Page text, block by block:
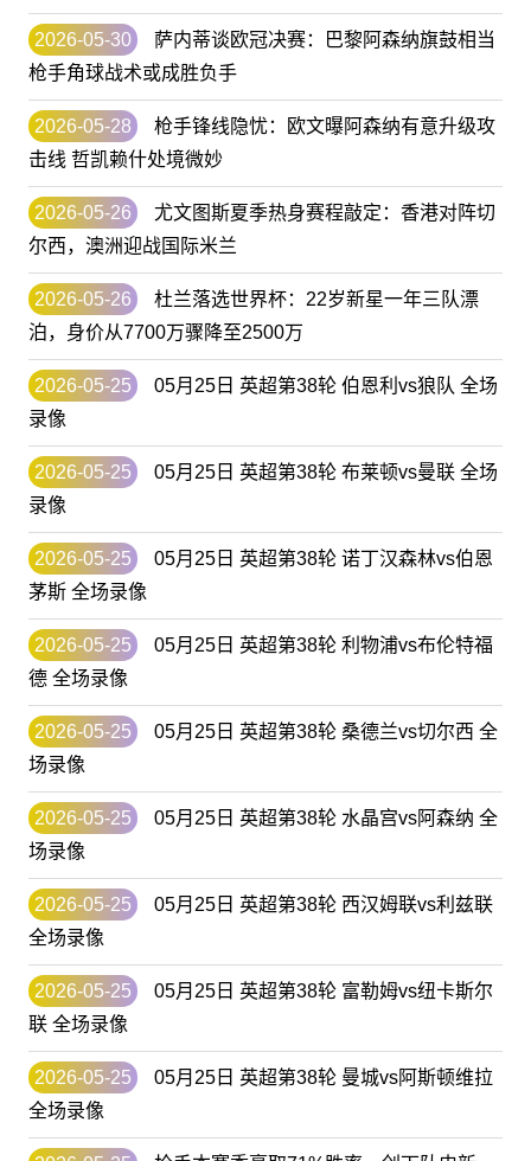
2026-05-30
萨内蒂谈欧冠决赛：巴黎阿森纳旗鼓相当
枪手角球战术或成胜负手
2026-05-28
枪手锋线隐忧：欧文曝阿森纳有意升级攻
击线 哲凯赖什处境微妙
2026-05-26
尤文图斯夏季热身赛程敲定：香港对阵切
尔西，澳洲迎战国际米兰
2026-05-26
杜兰落选世界杯：22岁新星一年三队漂
泊，身价从7700万骤降至2500万
2026-05-25
05月25日 英超第38轮 伯恩利vs狼队 全场
录像
2026-05-25
05月25日 英超第38轮 布莱顿vs曼联 全场
录像
2026-05-25
05月25日 英超第38轮 诺丁汉森林vs伯恩
茅斯 全场录像
2026-05-25
05月25日 英超第38轮 利物浦vs布伦特福
德 全场录像
2026-05-25
05月25日 英超第38轮 桑德兰vs切尔西 全
场录像
2026-05-25
05月25日 英超第38轮 水晶宫vs阿森纳 全
场录像
2026-05-25
05月25日 英超第38轮 西汉姆联vs利兹联
全场录像
2026-05-25
05月25日 英超第38轮 富勒姆vs纽卡斯尔
联 全场录像
2026-05-25
05月25日 英超第38轮 曼城vs阿斯顿维拉
全场录像